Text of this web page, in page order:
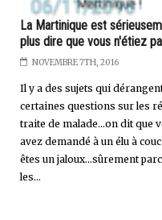
La Martinique est
plus dire que vous n'étiez
NOVEMBRE 7TH, 2016
Il y a des sujets qui
certaines questions sur les
traite de malade...on dit que
avez demandé à un élu à
êtes un jaloux...sûrement
les...